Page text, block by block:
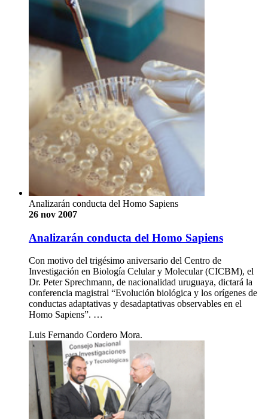
Analizarán conducta del Homo Sapiens
26 nov 2007
Analizarán conducta del Homo Sapiens
Con motivo del trigésimo aniversario del Centro de
Investigación en Biología Celular y Molecular (CICBM), el
Dr. Peter Sprechmann, de nacionalidad uruguaya, dictará la
conferencia magistral “Evolución biológica y los orígenes de
conductas adaptativas y desadaptativas observables en el
Homo Sapiens”. …
Luis Fernando Cordero Mora.